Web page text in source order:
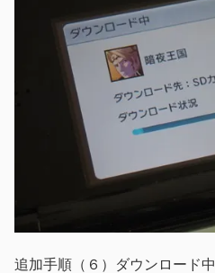
追加手順（６）ダウンロード中